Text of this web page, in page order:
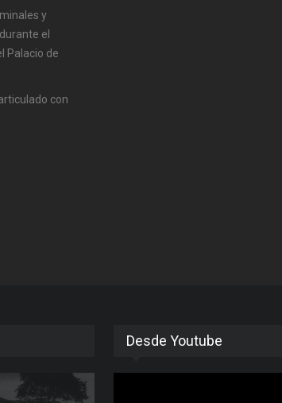
y
el
Palacio de
con
Desde Youtube